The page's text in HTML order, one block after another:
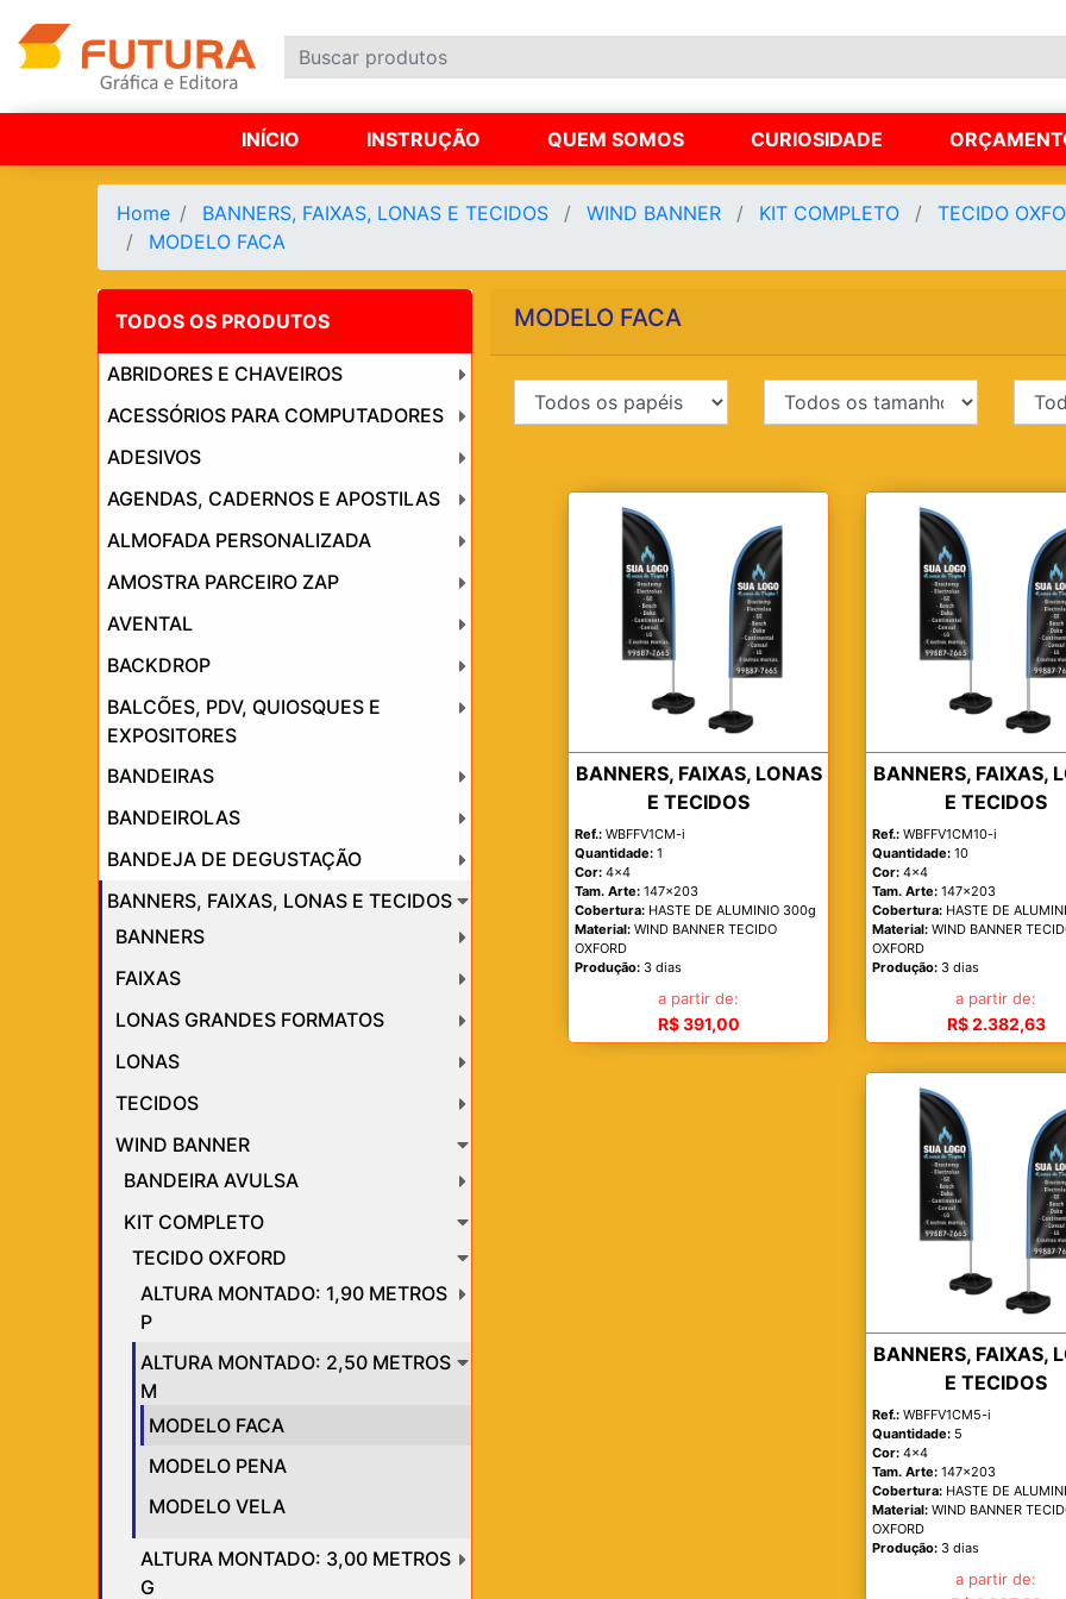
INÍCIO INSTRUÇÃO QUEM SOMOS CURIOSIDADE
Home BANNERS, FAIXAS, LONAS E TECIDOS WIND BANNER KIT COMPLETO
TECIDO
MODELO FACA
TODOS OS PRODUTOS
ABRIDORES E CHAVEIROS
ACESSÓRIOS PARA COMPUTADORES
ADESIVOS
AGENDAS, CADERNOS E APOSTILAS
ALMOFADA PERSONALIZADA
AMOSTRA PARCEIRO ZAP
AVENTAL
BACKDROP
BALCÕES, PDV, QUIOSQUES E
EXPOSITORES
BANDEIRAS
BANDEIROLAS
BANDEJA DE DEGUSTAÇÃO
BANNERS, FAIXAS, LONAS E TECIDOS
BANNERS
FAIXAS
LONAS GRANDES FORMATOS
LONAS
TECIDOS
WIND BANNER
BANDEIRA AVULSA
KIT COMPLETO
TECIDO OXFORD
ALTURA MONTADO: 1,90 METROS
P
ALTURA MONTADO: 2,50 METROS
M
MODELO FACA
MODELO PENA
MODELO VELA
ALTURA MONTADO: 3,00 METROS
G
MODELO FACA
BANNERS, FAIXAS, LONAS
E TECIDOS
Ref.: WBFFV1CM-i
Quantidade: 1
Cor: 4x4
Tam. Arte: 147x203
Cobertura: HASTE DE ALUMINIO 300g
Material: WIND BANNER TECIDO
OXFORD
Produção: 3 dias
a partir de:
R$ 391,00
BANNERS, FAIXAS,
E TECIDOS
Ref.: WBFFV1CM10-i
Quantidade: 10
Cor: 4x4
Tam. Arte: 147x203
Cobertura: HASTE DE
Material: WIND BANNER
OXFORD
Produção: 3 dias
a partir de:
R$ 2.382,63
BANNERS, FAIXAS,
E TECIDOS
Ref.: WBFFV1CM5-i
Quantidade: 5
Cor: 4x4
Tam. Arte: 147x203
Cobertura: HASTE DE
Material: WIND BANNER
OXFORD
Produção: 3 dias
a partir de: